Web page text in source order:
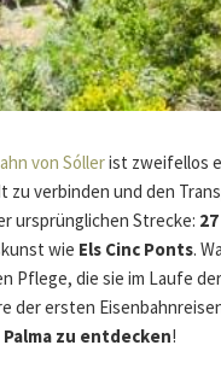
von Sóllerist zweifellos
zu verbinden und den
ursprünglichen Strecke:
wie Els Cinc Ponts.
Pflege, die sie im Laufe
der ersten
Palma zu entdecken!